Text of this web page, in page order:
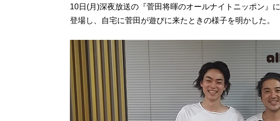
10日(月)深夜放送の『菅田将暉のオールナイトニッポン』
登場し、自宅に菅田が遊びに来たときの様子を明かした。